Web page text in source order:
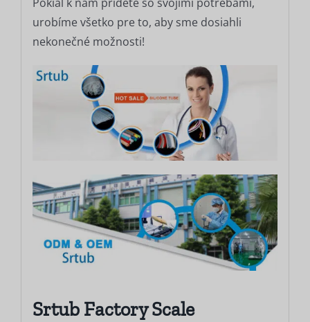
urobíme všetko pre to, aby sme dosiahli
nekonečné možnosti!
Srtub Factory Scale